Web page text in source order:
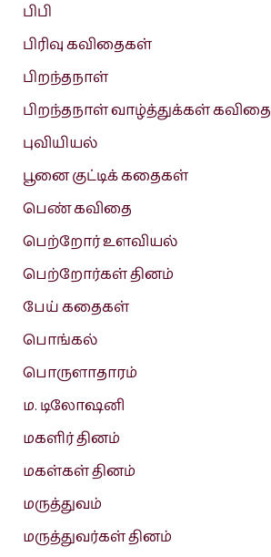
பிபி
பிரிவு கவிதைகள்
பிறந்தநாள்
பிறந்தநாள் வாழ்த்துக்கள் கவிதை
புவியியல்
பூனை குட்டிக் கதைகள்
பெண் கவிதை
பெற்றோர் உளவியல்
பெற்றோர்கள் தினம்
பேய் கதைகள்
பொங்கல்
பொருளாதாரம்
ம. டிலோஷனி
மகளிர் தினம்
மகள்கள் தினம்
மருத்துவம்
மருத்துவர்கள் தினம்